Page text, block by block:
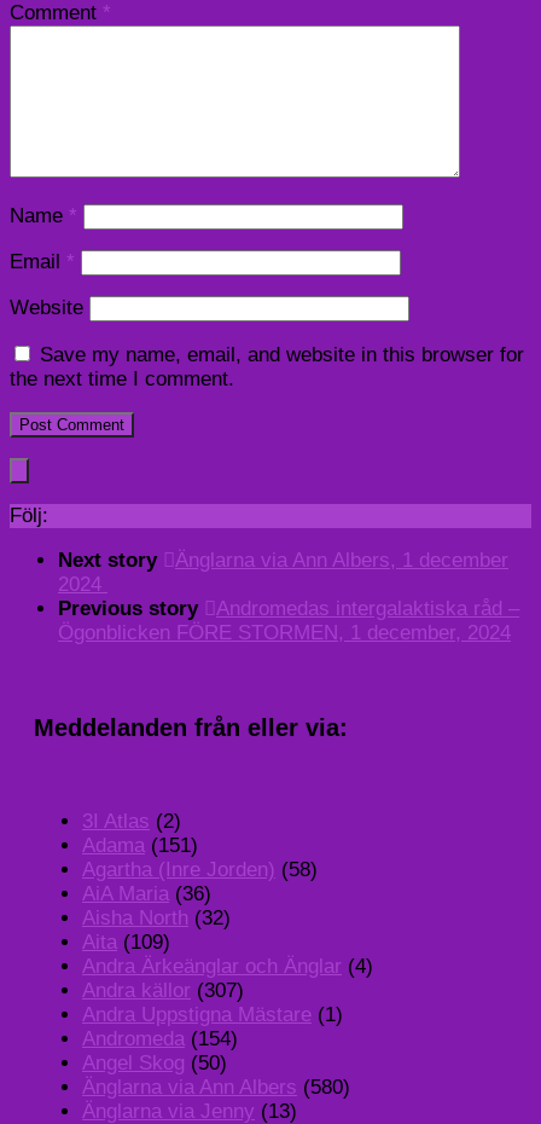
Comment *
Name *
Email *
Website
Save my name, email, and website in this browser for
the next time I comment.
Följ:
Next story
Änglarna via Ann Albers, 1 december
2024
Previous story
Andromedas intergalaktiska råd –
Ögonblicken FÖRE STORMEN, 1 december, 2024
Meddelanden från eller via:
3I Atlas (2)
Adama (151)
Agartha (Inre Jorden) (58)
AiA Maria (36)
Aisha North (32)
Aita (109)
Andra Ärkeänglar och Änglar (4)
Andra källor (307)
Andra Uppstigna Mästare (1)
Andromeda (154)
Angel Skog (50)
Änglarna via Ann Albers (580)
Änglarna via Jenny (13)